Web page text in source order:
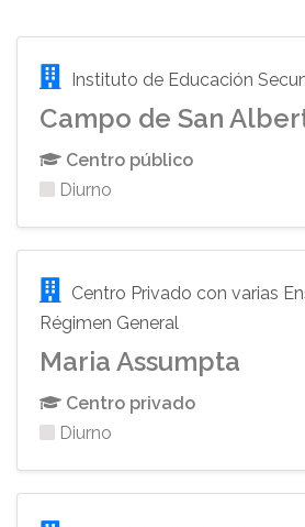
Instituto de Educación
Campo de San
Centro público
Diurno
Centro Privado con varias
Régimen General
Maria Assumpta
Centro privado
Diurno